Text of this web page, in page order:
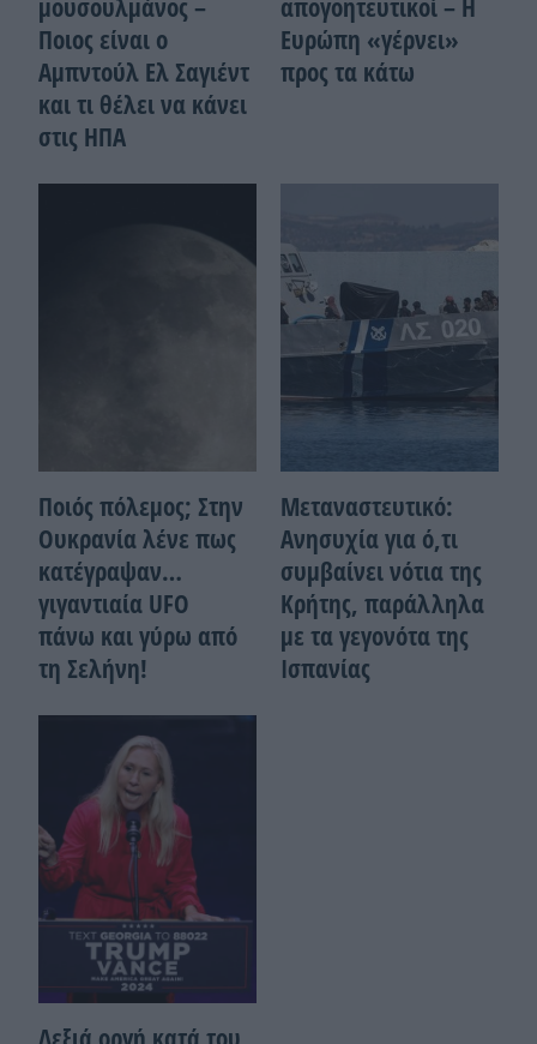
μουσουλμάνος –
Ποιoς είναι ο
Αμπντούλ Ελ Σαγιέντ
και τι θέλει να κάνει
στις ΗΠΑ
απογοητευτικοί – Η
Ευρώπη «γέρνει»
προς τα κάτω
Ποιός πόλεμος; Στην
Ουκρανία λένε πως
κατέγραψαν…
γιγαντιαία UFO
πάνω και γύρω από
τη Σελήνη!
Μεταναστευτικό:
Ανησυχία για ό,τι
συμβαίνει νότια της
Κρήτης, παράλληλα
με τα γεγονότα της
Ισπανίας